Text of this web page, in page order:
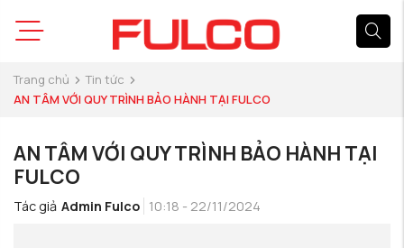
Trang chủ
Tin tức
AN TÂM VỚI QUY TRÌNH BẢO HÀNH TẠI FULCO
AN TÂM VỚI QUY TRÌNH BẢO HÀNH TẠI
FULCO
Tác giả Admin Fulco 10:18 - 22/11/2024